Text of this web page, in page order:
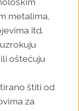
metalima,
itd.
oštećuju
štiti od
za